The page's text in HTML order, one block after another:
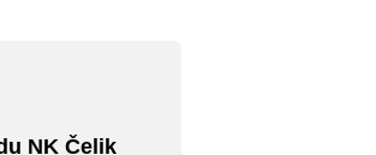
NK Čelik